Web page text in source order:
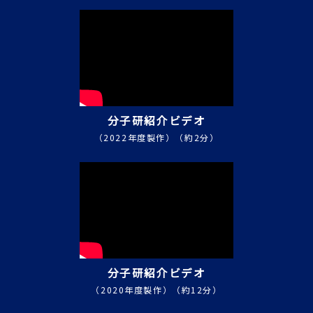
coordinate-momentum
Shapiro （The
University of British
Columbia）
2008-11-10
第16回光分子科学フォーラ
ム
分子研紹介ビデオ
（2022年度製作）（約2分）
分子研紹介ビデオ
（2020年度製作）（約12分）